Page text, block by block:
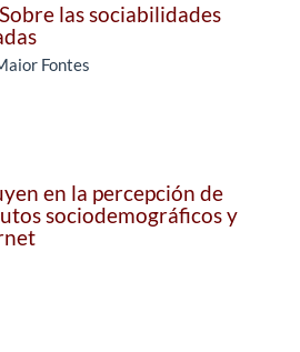
las sociabilidades
Fontes
en la percepción de
sociodemográficos y